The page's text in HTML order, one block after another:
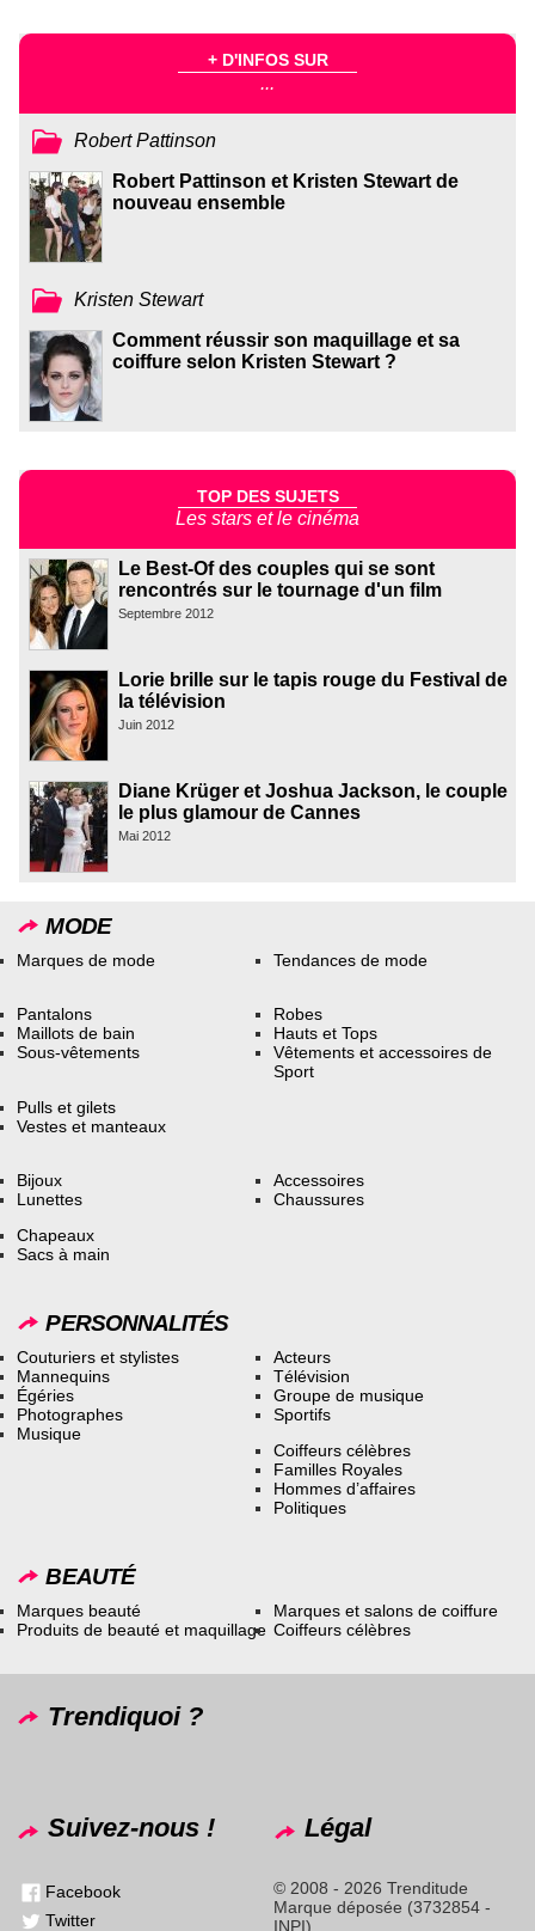
+ D'INFOS SUR
...
Robert Pattinson
Robert Pattinson et Kristen Stewart de
nouveau ensemble
Kristen Stewart
Comment réussir son maquillage et sa
coiffure selon Kristen Stewart ?
TOP DES SUJETS
Les stars et le cinéma
Le Best-Of des couples qui se sont
rencontrés sur le tournage d'un film
Septembre 2012
Lorie brille sur le tapis rouge du Festival de
la télévision
Juin 2012
Diane Krüger et Joshua Jackson, le couple
le plus glamour de Cannes
Mai 2012
MODE
Marques de mode Tendances de mode
Pantalons
Maillots de bain
Sous-vêtements
Robes
Hauts et Tops
Vêtements et accessoires de
Sport
Pulls et gilets
Vestes et manteaux
Bijoux
Lunettes
Accessoires
Chaussures
Chapeaux
Sacs à main
PERSONNALITÉS
Couturiers et stylistes
Mannequins
Égéries
Photographes
Musique
Acteurs
Télévision
Groupe de musique
Sportifs
Coiffeurs célèbres
Familles Royales
Hommes d’affaires
Politiques
BEAUTÉ
Marques beauté
Produits de beauté et maquillage
Marques et salons de coiffure
Coiffeurs célèbres
Trendiquoi ?
Suivez-nous !
Facebook
Twitter
Légal
© 2008 - 2026 Trenditude
Marque déposée (3732854 -
INPI)